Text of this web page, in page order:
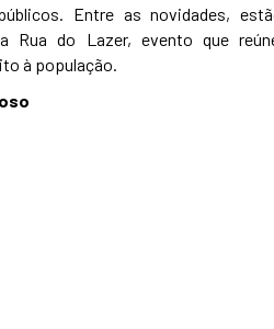
Entre as novidades,
Rua do Lazer, evento que
à população.